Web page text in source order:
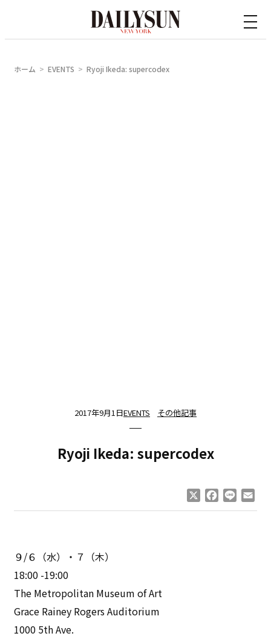
ホーム EVENTS Ryoji Ikeda: supercodex
2017年9月1日EVENTS その他記事
Ryoji Ikeda: supercodex
Facebook
Line
９/６（水）・７（木）
18:00 -19:00
The Metropolitan Museum of Art
Grace Rainey Rogers Auditorium
1000 5th Ave.